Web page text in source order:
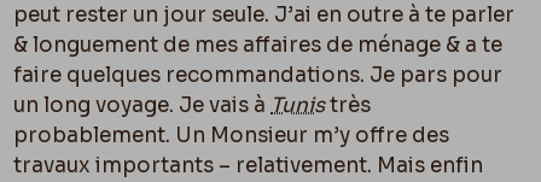
peut rester un jour seule. J’ai en outre à te parler
& longuement de mes affaires de ménage & a te
faire quelques recommandations. Je pars pour
un long voyage. Je vais à Tunistrès
probablement. Un Monsieur m’y offre des
travaux importants – relativement. Mais enfin